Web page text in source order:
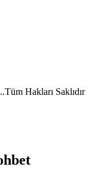
Hakları Saklıdır